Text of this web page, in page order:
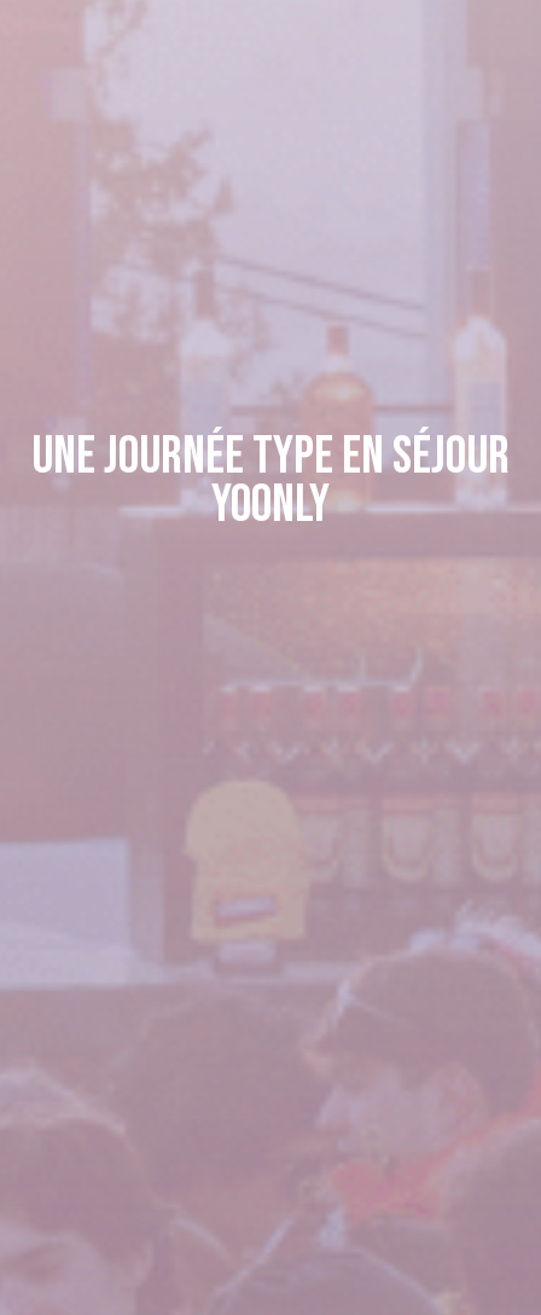
Une journée type en séjour
Yoonly